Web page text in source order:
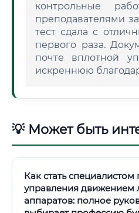
контрольные
преподавателями
тест сдала с
первого раза.
почте вплотной
искреннюю
💡 Может быть
Как стать специалистом
управления движением
аппаратов: полное